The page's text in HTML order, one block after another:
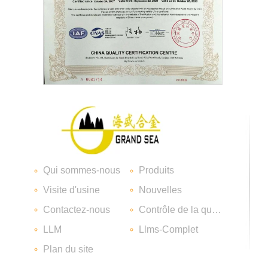
Embouts en carbure
Qui sommes-nous
Produits
Visite d'usine
Nouvelles
Contactez-nous
Contrôle de la qualité
LLM
Llms-Complet
Plan du site